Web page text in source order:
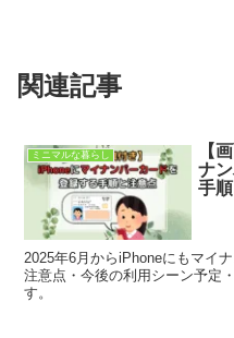
関連記事
ミニマルな暮らし
【
ナ
手
2025年6月からiPhoneにもマイ
注意点・今後の利用シーン予定
す。